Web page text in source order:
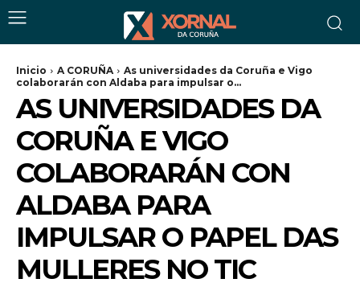
Inicio A CORUÑA
As universidades da Coruña e Vigo
colaborarán con Aldaba para impulsar o...
AS UNIVERSIDADES DA
CORUÑA E VIGO
COLABORARÁN CON
ALDABA PARA
IMPULSAR O PAPEL DAS
MULLERES NO TIC